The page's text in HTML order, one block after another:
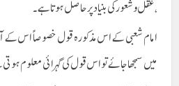
،عقل و شعور کی بنیاد پر حاصل ہوتا ہے۔
امام شعبی کے اس مذکورہ قول خصوصاً اس کے
میں سمجھا جائے تو اس قول کی گہرائی معلوم